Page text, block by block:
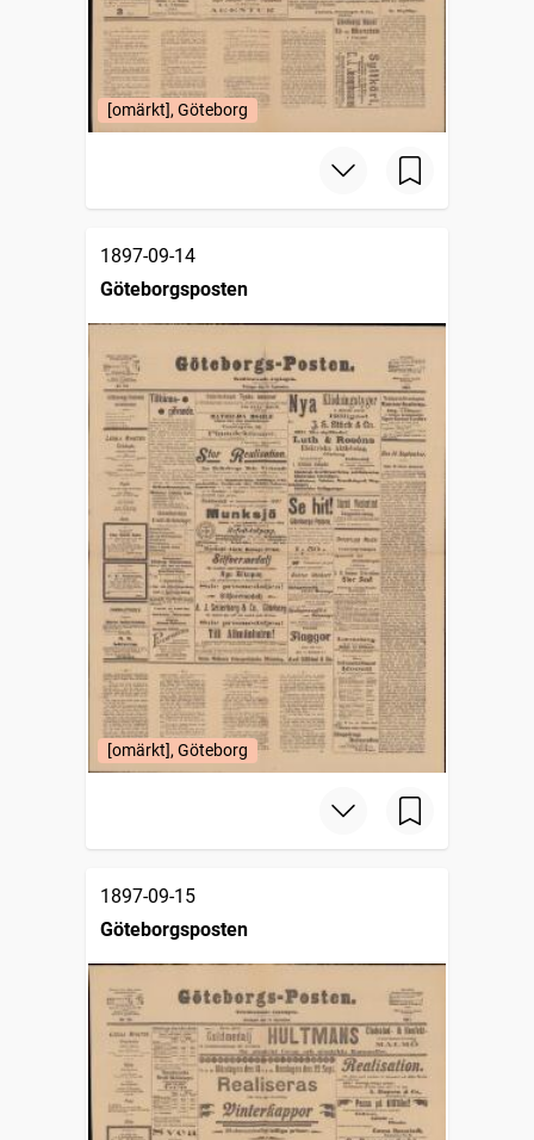
[omärkt], Göteborg
1897-09-14
Göteborgsposten
[omärkt], Göteborg
1897-09-15
Göteborgsposten